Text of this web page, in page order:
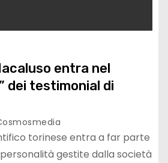
entra nel
dei testimonial di
torinese entra a far parte
gestite dalla società